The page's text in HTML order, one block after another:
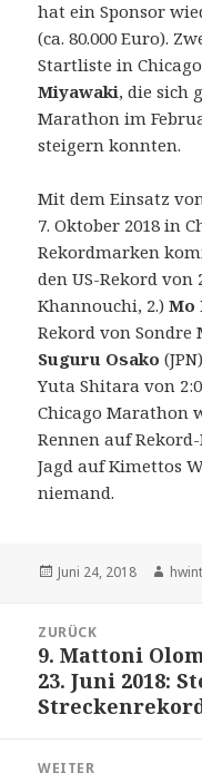
hat ein Sponsor
(ca. 80.000 Euro).
Startliste in
Miyawaki, die sich
Marathon im
steigern konnten.
Mit dem Einsatz
7. Oktober 2018 in
Rekordmarken
den US-Rekord von
Khannouchi, 2.)Mo
Rekord von Sondre
Suguru Osako
Yuta Shitara von
Chicago Marathon
Rennen auf
Jagd auf Kimettos
niemand.
Veröffentlicht
Juni 24, 2018
Navigation
ZURÜCK
Vorheriger
Beitrag:
9. Mattoni
23. Juni 2018:
WEITER